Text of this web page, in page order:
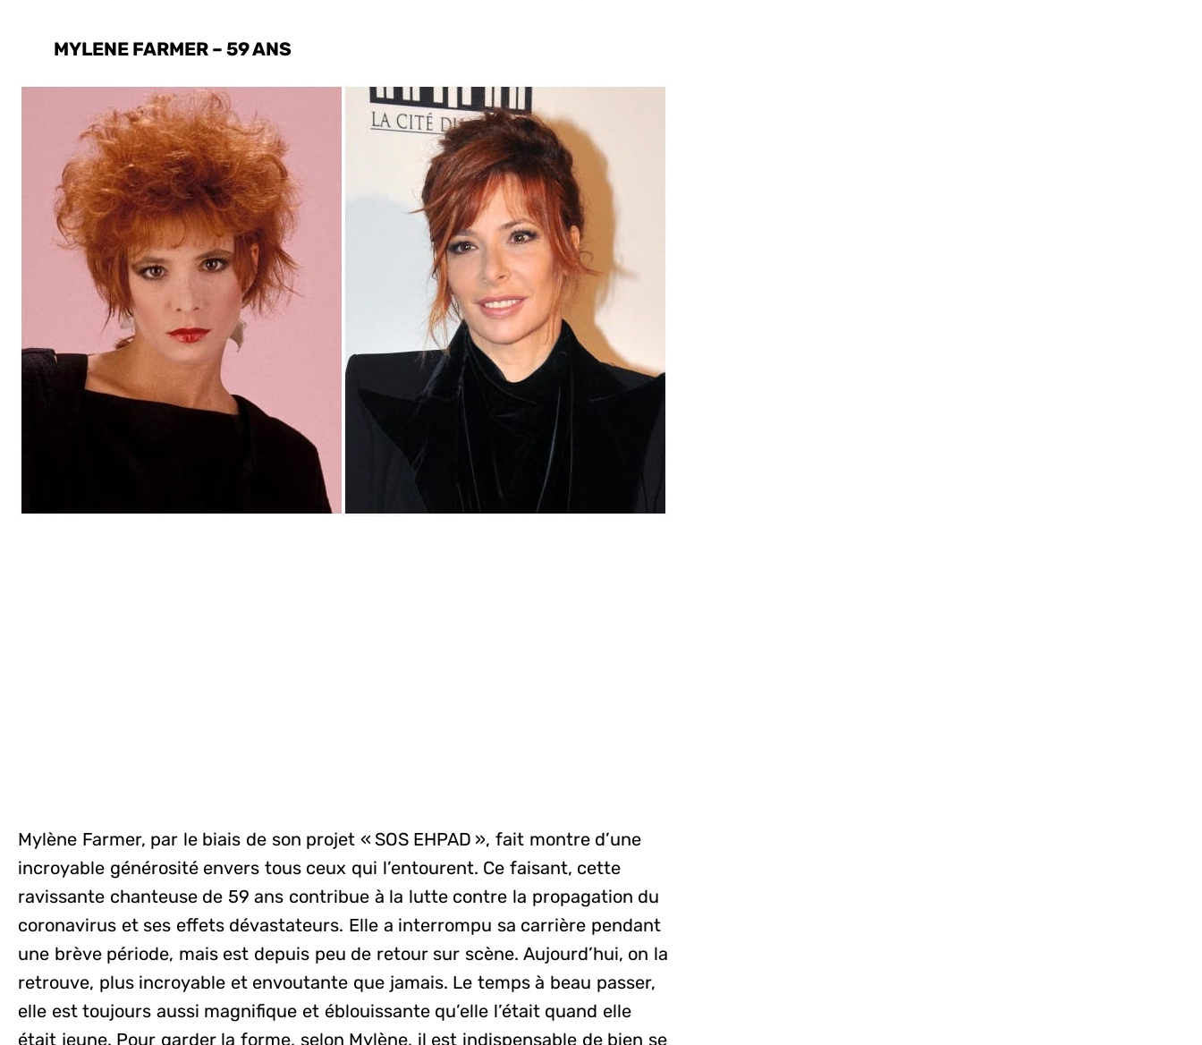
MYLENE FARMER – 59 ANS
Mylène Farmer, par le biais de son projet « SOS EHPAD », fait montre d’une
incroyable générosité envers tous ceux qui l’entourent. Ce faisant, cette
ravissante chanteuse de 59 ans contribue à la lutte contre la propagation du
coronavirus et ses effets dévastateurs. Elle a interrompu sa carrière pendant
une brève période, mais est depuis peu de retour sur scène. Aujourd’hui, on la
retrouve, plus incroyable et envoutante que jamais. Le temps à beau passer,
elle est toujours aussi magnifique et éblouissante qu’elle l’était quand elle
était jeune. Pour garder la forme, selon Mylène, il est indispensable de bien se